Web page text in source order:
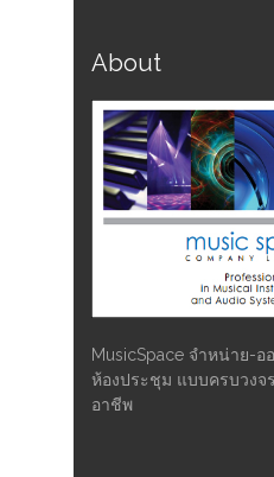
About
MusicSpace จำหน่าย-
ห้องประชุม แบบครบวงจ
อาชีพ